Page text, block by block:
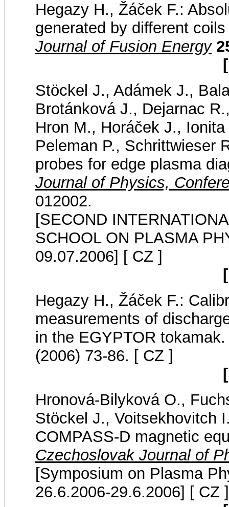
Hegazy H., Žáček F.:
generated by different
Journal of Fusion Energy
Stöckel J., Adámek J.,
Brotánková J., Dejarnac
Hron M., Horáček J.,
Peleman P., Schrittwieser
probes for edge plasma
Journal of Physics,
012002.
[SECOND
SCHOOL ON PLASMA
09.07.2006] [ CZ ]
Hegazy H., Žáček F.:
measurements of
in the EGYPTOR
(2006) 73-86. [ CZ ]
Hronová-Bilyková O.,
Stöckel J., Voitsekhovitch
COMPASS-D magnetic
Czechoslovak Journal of
[Symposium on Plasma
26.6.2006-29.6.2006] [ CZ ]